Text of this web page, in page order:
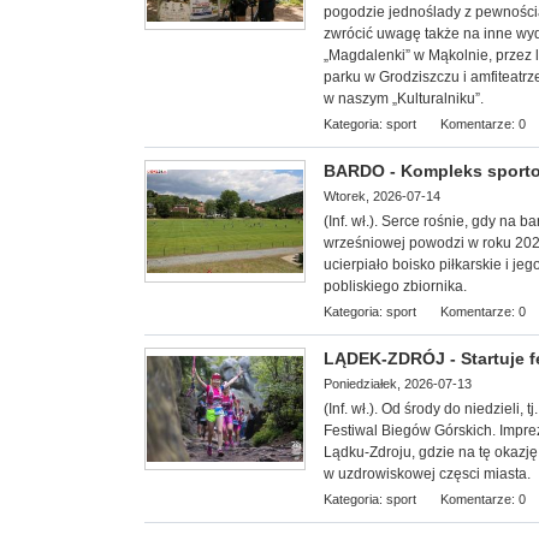
pogodzie jednoślady z
zwrócić uwagę także na inne
„Magdalenki” w Mąkolnie,
parku w Grodziszczu i
w naszym „Kulturalniku”.
Kategoria: sport Komentarze: 0
BARDO - Kompleks
Wtorek, 2026-07-14
(Inf. wł.). Serce rośnie, gdy na
wrześniowej powodzi w roku
ucierpiało boisko piłkarskie i
pobliskiego zbiornika.
Kategoria: sport Komentarze: 0
LĄDEK-ZDRÓJ - Startuje
Poniedziałek, 2026-07-13
(Inf. wł.). Od środy do niedzieli,
Festiwal Biegów Górskich.
Lądku-Zdroju, gdzie na tę
w uzdrowiskowej częsci miasta.
Kategoria: sport Komentarze: 0